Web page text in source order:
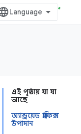
এই পৃষ্ঠায় যা যা
আছে
অ্যান্ড্রয়েড গ্রাফিক্স
উপাদান